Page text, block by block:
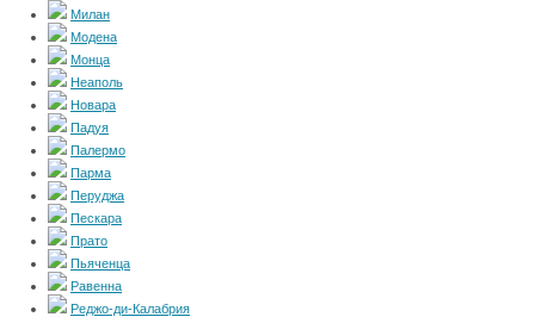
Милан
Модена
Монца
Неаполь
Новара
Падуя
Палермо
Парма
Перуджа
Пескара
Прато
Пьяченца
Равенна
Реджо-ди-Калабрия